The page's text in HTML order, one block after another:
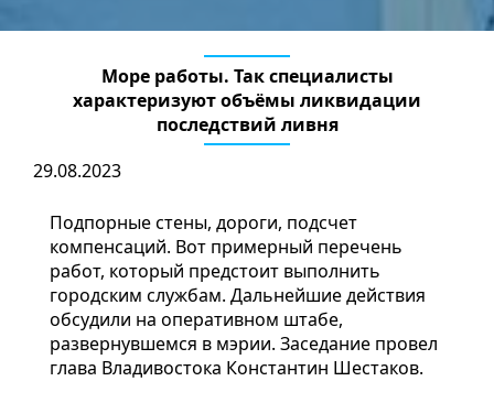
Море работы. Так специалисты
характеризуют объёмы ликвидации
последствий ливня
29.08.2023
Подпорные стены, дороги, подсчет
компенсаций. Вот примерный перечень
работ, который предстоит выполнить
городским службам. Дальнейшие действия
обсудили на оперативном штабе,
развернувшемся в мэрии. Заседание провел
глава Владивостока Константин Шестаков.